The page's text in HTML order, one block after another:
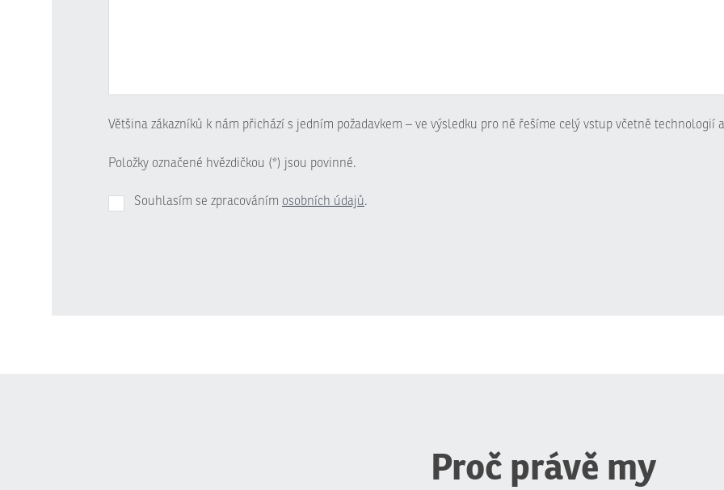
Většina zákazníků k nám přichází s jedním požadavkem – ve výsledku pro ně řešíme celý vstup včetně technologií
Položky označené hvězdičkou (*) jsou povinné.
Souhlasím se zpracováním osobních údajů.
Proč právě my